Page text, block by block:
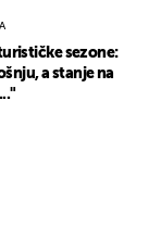
sezone:
a stanje na